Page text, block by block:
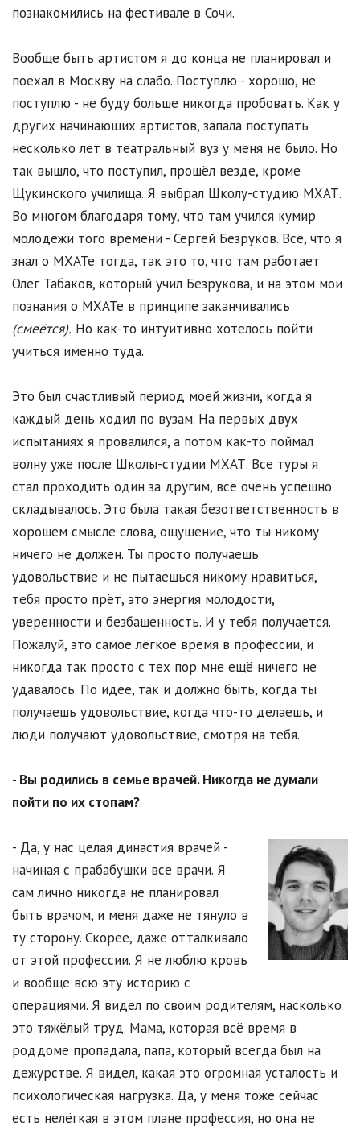
познакомились на фестивале в Сочи.
Вообще быть артистом я до конца не планировал и
поехал в Москву на слабо. Поступлю - хорошо, не
поступлю - не буду больше никогда пробовать. Как у
других начинающих артистов, запала поступать
несколько лет в театральный вуз у меня не было. Но
так вышло, что поступил, прошёл везде, кроме
Щукинского училища. Я выбрал Школу-студию МХАТ.
Во многом благодаря тому, что там учился кумир
молодёжи того времени - Сергей Безруков. Всё, что я
знал о МХАТе тогда, так это то, что там работает
Олег Табаков, который учил Безрукова, и на этом мои
познания о МХАТе в принципе заканчивались
(смеётся). Но как-то интуитивно хотелось пойти
учиться именно туда.
Это был счастливый период моей жизни, когда я
каждый день ходил по вузам. На первых двух
испытаниях я провалился, а потом как-то поймал
волну уже после Школы-студии МХАТ. Все туры я
стал проходить один за другим, всё очень успешно
складывалось. Это была такая безответственность в
хорошем смысле слова, ощущение, что ты никому
ничего не должен. Ты просто получаешь
удовольствие и не пытаешься никому нравиться,
тебя просто прёт, это энергия молодости,
уверенности и безбашенность. И у тебя получается.
Пожалуй, это самое лёгкое время в профессии, и
никогда так просто с тех пор мне ещё ничего не
удавалось. По идее, так и должно быть, когда ты
получаешь удовольствие, когда что-то делаешь, и
люди получают удовольствие, смотря на тебя.
- Вы родились в семье врачей. Никогда не думали
пойти по их стопам?
- Да, у нас целая династия врачей -
начиная с прабабушки все врачи. Я
сам лично никогда не планировал
быть врачом, и меня даже не тянуло в
ту сторону. Скорее, даже отталкивало
от этой профессии. Я не люблю кровь
и вообще всю эту историю с
операциями. Я видел по своим родителям, насколько
это тяжёлый труд. Мама, которая всё время в
роддоме пропадала, папа, который всегда был на
дежурстве. Я видел, какая это огромная усталость и
психологическая нагрузка. Да, у меня тоже сейчас
есть нелёгкая в этом плане профессия, но она не